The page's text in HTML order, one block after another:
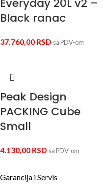
Everyday 20L v2 –
Black ranac
37.760,00 RSD sa PDV-om
Peak Design
PACKING Cube
Small
4.130,00 RSD sa PDV-om
Garancija i Servis